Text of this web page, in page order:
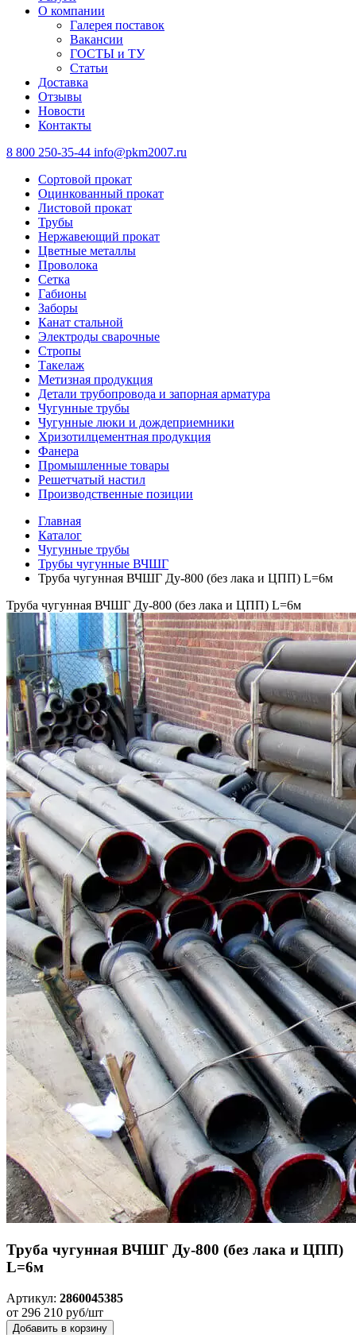
О компании
Галерея поставок
Вакансии
ГОСТЫ и ТУ
Статьи
Доставка
Отзывы
Новости
Контакты
8 800 250-35-44 info@pkm2007.ru
Сортовой прокат
Оцинкованный прокат
Листовой прокат
Трубы
Нержавеющий прокат
Цветные металлы
Проволока
Сетка
Габионы
Заборы
Канат стальной
Электроды сварочные
Стропы
Такелаж
Метизная продукция
Детали трубопровода и запорная арматура
Чугунные трубы
Чугунные люки и дождеприемники
Хризотилцементная продукция
Фанера
Промышленные товары
Решетчатый настил
Производственные позиции
Главная
Каталог
Чугунные трубы
Трубы чугунные ВЧШГ
Труба чугунная ВЧШГ Ду-800 (без лака и ЦПП) L=6м
Труба чугунная ВЧШГ Ду-800 (без лака и ЦПП) L=6м
Труба чугунная ВЧШГ Ду-800 (без лака и ЦПП)
L=6м
Артикул: 2860045385
от 296 210 руб/шт
Добавить в корзину